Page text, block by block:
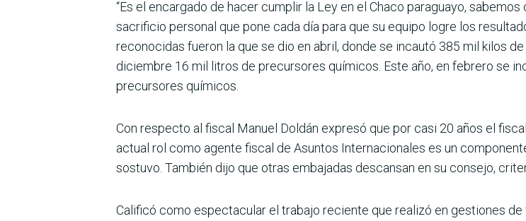
“Es el encargado de hacer cumplir la Ley en el Chaco paraguayo,
sacrificio personal que pone cada día para que su equipo logre los
reconocidas fueron la que se dio en abril, donde se incautó 385 mil kilos
diciembre 16 mil litros de precursores químicos. Este año, en febrero se
precursores químicos.
Con respecto al fiscal Manuel Doldán expresó que por casi 20 años el
actual rol como agente fiscal de Asuntos Internacionales es un
sostuvo. También dijo que otras embajadas descansan en su consejo,
Calificó como espectacular el trabajo reciente que realizó en gestiones